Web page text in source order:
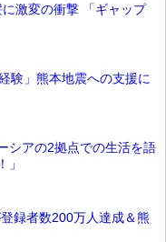
激変の衝撃 「ギャップ
験」熊本地震への支援に
シアの2拠点での生活を語
」
録者数200万人達成＆熊